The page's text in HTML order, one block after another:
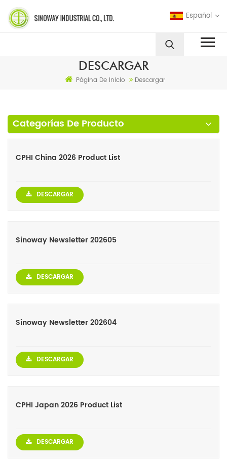
Español
DESCARGAR
Página De Inicio Descargar
Categorías De Producto
CPHI China 2026 Product List
DESCARGAR
Sinoway Newsletter 202605
DESCARGAR
Sinoway Newsletter 202604
DESCARGAR
CPHI Japan 2026 Product List
DESCARGAR